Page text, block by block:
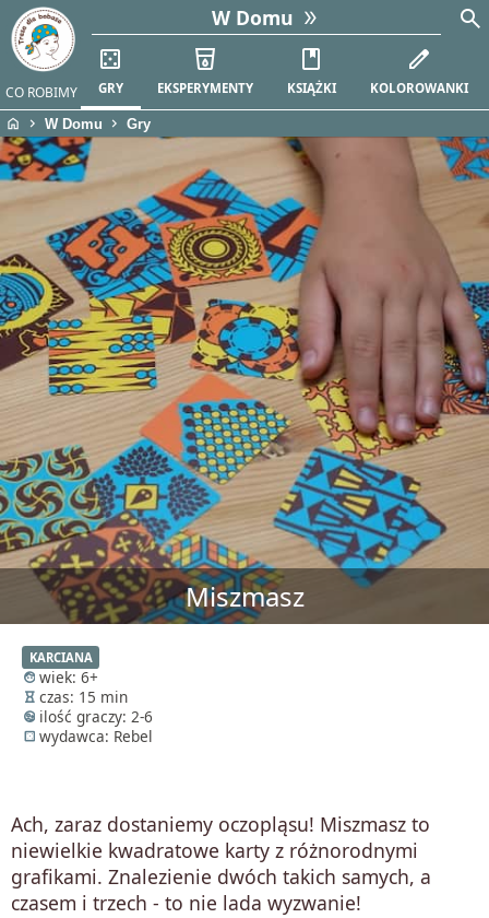
CO ROBIMY
W Domu
casino
GRY
local_drink
EKSPERYMENTY
book
KSIĄŻKI
edit
KOLOROWANKI
search
home chevron_right W Domu chevron_right Gry
Miszmasz
KARCIANA
face wiek: 6+
hourglass_empty czas: 15 min
supervised_user_circle ilość graczy: 2-6
casino wydawca: Rebel
Ach, zaraz dostaniemy oczopląsu! Miszmasz to
niewielkie kwadratowe karty z różnorodnymi
grafikami. Znalezienie dwóch takich samych, a
czasem i trzech - to nie lada wyzwanie!